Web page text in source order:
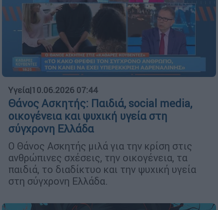
Υγεία|10.06.2026 07:44
Θάνος Ασκητής: Παιδιά, social media,
οικογένεια και ψυχική υγεία στη
σύγχρονη Ελλάδα
Ο Θάνος Ασκητής μιλά για την κρίση στις
ανθρώπινες σχέσεις, την οικογένεια, τα
παιδιά, το διαδίκτυο και την ψυχική υγεία
στη σύγχρονη Ελλάδα.